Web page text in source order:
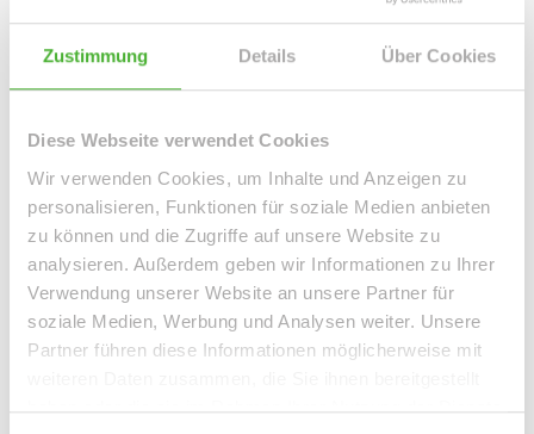
Zustimmung Details Über Cookies
Diese Webseite verwendet Cookies
Wir verwenden Cookies, um Inhalte und Anzeigen zu
personalisieren, Funktionen für soziale Medien anbieten
zu können und die Zugriffe auf unsere Website zu
analysieren. Außerdem geben wir Informationen zu Ihrer
Verwendung unserer Website an unsere Partner für
soziale Medien, Werbung und Analysen weiter. Unsere
Partner führen diese Informationen möglicherweise mit
haben oder die sie im Rahmen Ihrer Nutzung der Dienste
Bis ins letzte Detail durchdacht ist auch das Obergeschoss.
Vom Flur aus erreichen Sie sowohl die beiden
rund 12,00m² große Wellness-Badezimmer mit Dusche,
Fenster und Wanne.
Erwähnenswert sei auch noch ein riesiger Kellerraum, den
man hervorragend als Party- oder Hobbyraum nutzen
könnte.
Eine Garage und ein Stellplatz runden das Gesamtkonzept